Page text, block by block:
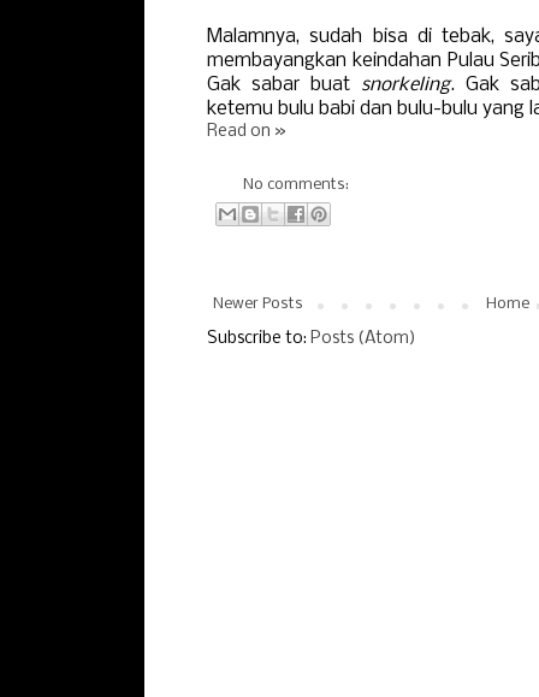
Malamnya, sudah bisa di tebak,
membayangkan keindahan Pulau
Gak sabar buat snorkeling. Gak
ketemu bulu babi dan bulu-bulu yang
Read on »
No comments:
Newer Posts Home
Subscribe to: Posts (Atom)